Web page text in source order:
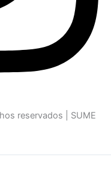
reservados | SUME